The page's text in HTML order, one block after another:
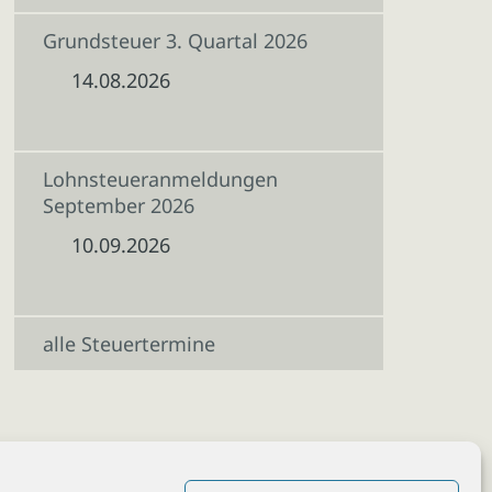
Grundsteuer 3. Quartal 2026
14.08.2026
Lohnsteueranmeldungen
September 2026
10.09.2026
alle Steuertermine